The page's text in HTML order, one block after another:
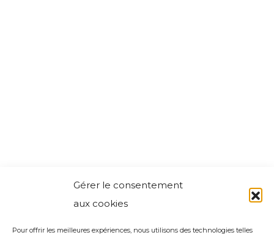
Gérer le consentement
aux cookies
Pour offrir les meilleures expériences, nous utilisons des technologies telles